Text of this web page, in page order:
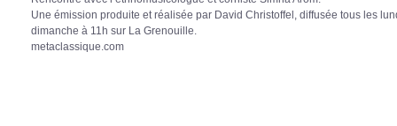
Une émission produite et réalisée par David Christoffel, diffusée tous les
dimanche à 11h sur La Grenouille.
metaclassique.com